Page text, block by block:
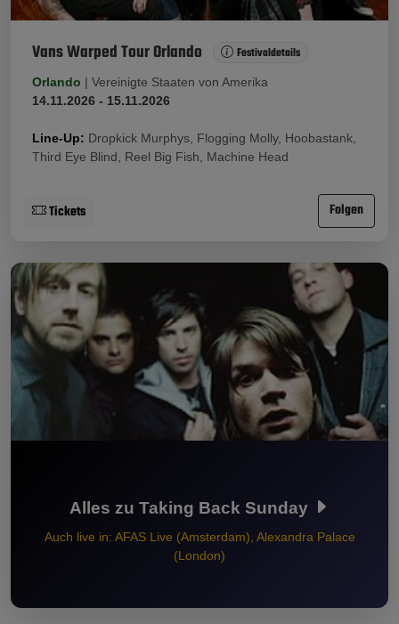
Vans Warped Tour Orlando Festivaldetails
Orlando | Vereinigte Staaten von Amerika
14.11.2026 - 15.11.2026
Line-Up: Dropkick Murphys, Flogging Molly, Hoobastank,
Third Eye Blind, Reel Big Fish, Machine Head
Tickets Folgen
Alles zu Taking Back Sunday
Auch live in: AFAS Live (Amsterdam), Alexandra Palace
(London)